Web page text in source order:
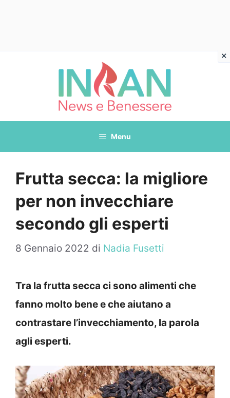
Menu
Frutta secca: la migliore
per non invecchiare
secondo gli esperti
8 Gennaio 2022 di Nadia Fusetti
Tra la frutta secca ci sono alimenti che
fanno molto bene e che aiutano a
contrastare l’invecchiamento, la parola
agli esperti.